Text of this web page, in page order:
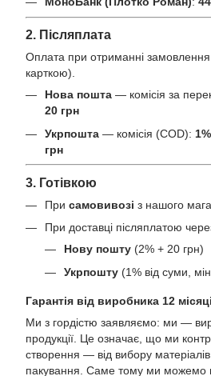
2. Післяплата
Оплата при отриманні замовлення
карткою).
Нова пошта — комісія за
20 грн
Укрпошта — комісія (COD):
грн
3. Готівкою
При самовивозі з нашого
При доставці післяплатою
Нову пошту (2% + 20 грн)
Укрпошту (1% від суми,
Гарантія від виробника 12
Ми з гордістю заявляємо: ми —
продукції. Це означає, що ми
створення — від вибору
пакування. Саме тому ми можемо